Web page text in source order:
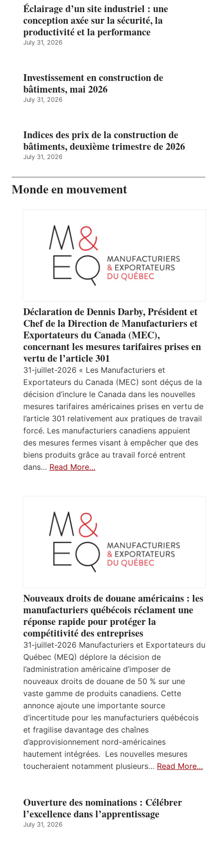
Éclairage d’un site industriel : une
conception axée sur la sécurité, la
productivité et la performance
July 31, 2026
Investissement en construction de
bâtiments, mai 2026
July 31, 2026
Indices des prix de la construction de
bâtiments, deuxième trimestre de 2026
July 31, 2026
Monde en mouvement
Déclaration de Dennis Darby, Président et
Chef de la Direction de Manufacturiers et
Exportateurs du Canada (MEC),
concernant les mesures tarifaires prises en
vertu de l’article 301
31-juillet-2026 « Les Manufacturiers et
Exportateurs du Canada (MEC) sont déçus de la
décision d’inclure le Canada dans les nouvelles
mesures tarifaires américaines prises en vertu de
l’article 301 relativement aux pratiques de travail
forcé. Les manufacturiers canadiens appuient
des mesures fermes visant à empêcher que des
biens produits grâce au travail forcé entrent
dans… Read More…
Nouveaux droits de douane américains : les
manufacturiers québécois réclament une
réponse rapide pour protéger la
compétitivité des entreprises
31-juillet-2026 Manufacturiers et Exportateurs du
Québec (MEQ) déplore la décision de
l’administration américaine d’imposer de
nouveaux droits de douane de 50 % sur une
vaste gamme de produits canadiens. Cette
annonce ajoute une importante source
d’incertitude pour les manufacturiers québécois
et fragilise davantage des chaînes
d’approvisionnement nord-américaines
hautement intégrées. Les nouvelles mesures
toucheraient notamment plusieurs… Read More…
Ouverture des nominations : Célébrer
l’excellence dans l’apprentissage
July 31, 2026